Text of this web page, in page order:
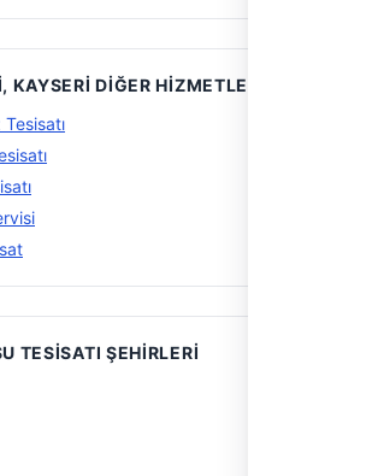
KAYSERI DIĞER HIZMETLER
TESISATI ŞEHIRLERI